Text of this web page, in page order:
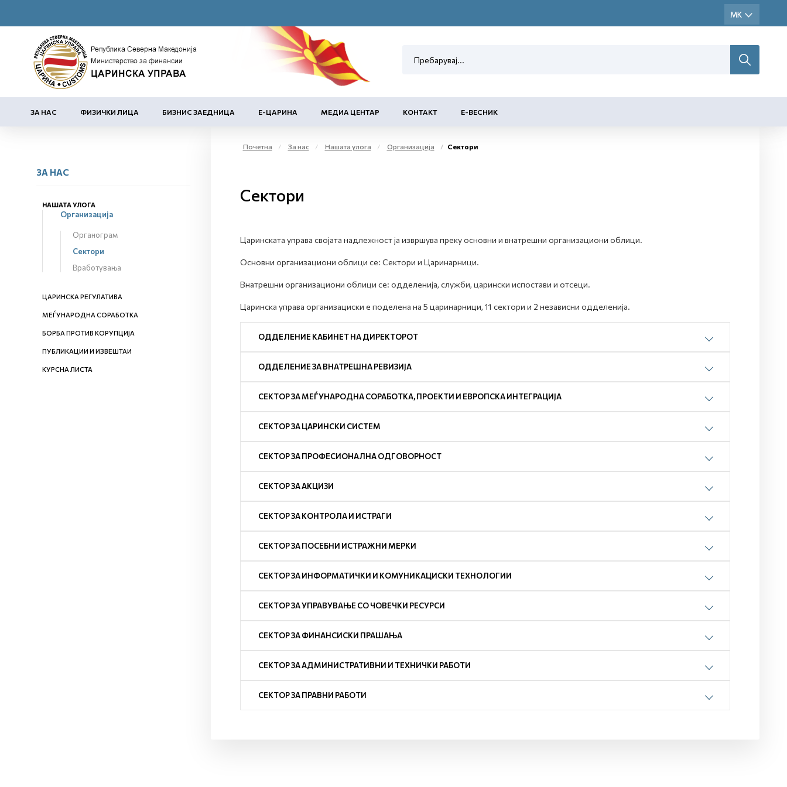
ЗА НАС ФИЗИЧКИ ЛИЦА БИЗНИС ЗАЕДНИЦА Е-ЦАРИНА МЕДИА ЦЕНТАР КОНТАКТ Е-ВЕСНИК
ЗА НАС
НАШАТА УЛОГА
Организација
Органограм
Сектори
Вработувања
ЦАРИНСКА РЕГУЛАТИВА
МЕЃУНАРОДНА СОРАБОТКА
БОРБА ПРОТИВ КОРУПЦИЈА
ПУБЛИКАЦИИ И ИЗВЕШТАИ
КУРСНА ЛИСТА
Почетна За нас Нашата улога Организација Сектори
Сектори
Царинската управа својата надлежност ја извршува преку основни и внатрешни организациони облици.
Основни организациони облици се: Сектори и Царинарници.
Внатрешни организациони облици се: одделенија, служби, царински испостави и отсеци.
Царинска управа организациски е поделена на 5 царинарници, 11 сектори и 2 независни одделенија.
ОДДЕЛЕНИЕ КАБИНЕТ НА ДИРЕКТОРОТ
ОДДЕЛЕНИЕ ЗА ВНАТРЕШНА РЕВИЗИЈА
СЕКТОР ЗА МЕЃУНАРОДНА СОРАБОТКА, ПРОЕКТИ И ЕВРОПСКА ИНТЕГРАЦИЈА
СЕКТОР ЗА ЦАРИНСКИ СИСТЕМ
СЕКТОР ЗА ПРОФЕСИОНАЛНА ОДГОВОРНОСТ
СЕКТОР ЗА АКЦИЗИ
СЕКТОР ЗА КОНТРОЛА И ИСТРАГИ
СЕКТОР ЗА ПОСЕБНИ ИСТРАЖНИ МЕРКИ
СЕКТОР ЗА ИНФОРМАТИЧКИ И КОМУНИКАЦИСКИ ТЕХНОЛОГИИ
СЕКТОР ЗА УПРАВУВАЊЕ СО ЧОВЕЧКИ РЕСУРСИ
СЕКТОР ЗА ФИНАНСИСКИ ПРАШАЊА
СЕКТОР ЗА АДМИНИСТРАТИВНИ И ТЕХНИЧКИ РАБОТИ
СЕКТОР ЗА ПРАВНИ РАБОТИ